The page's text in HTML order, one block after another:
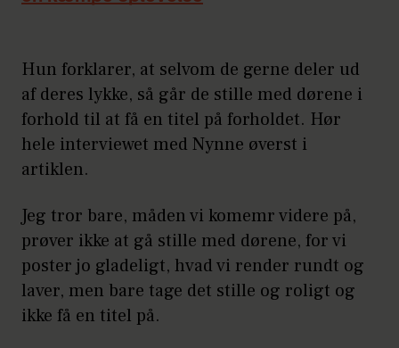
Hun forklarer, at selvom de gerne deler ud
af deres lykke, så går de stille med dørene i
forhold til at få en titel på forholdet. Hør
hele interviewet med Nynne øverst i
artiklen.
Jeg tror bare, måden vi komemr videre på,
prøver ikke at gå stille med dørene, for vi
poster jo gladeligt, hvad vi render rundt og
laver, men bare tage det stille og roligt og
ikke få en titel på.